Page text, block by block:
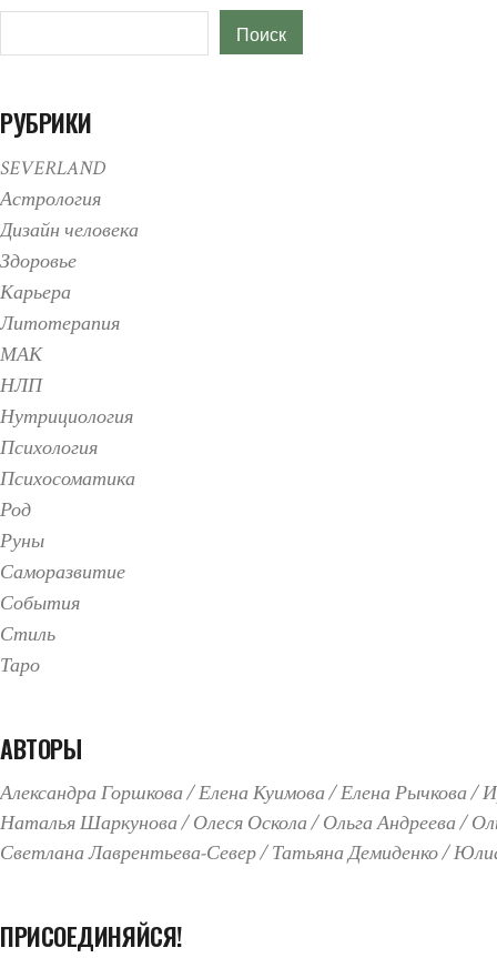
Поиск
РУБРИКИ
SEVERLAND
Астрология
Дизайн человека
Здоровье
Карьера
Литотерапия
МАК
НЛП
Нутрициология
Психология
Психосоматика
Род
Руны
Саморазвитие
События
Стиль
Таро
АВТОРЫ
Александра Горшкова Елена Куимова Елена Рычкова
Наталья Шаркунова
Олеся Оскола Ольга Андреева
Светлана Лаврентьева-Север
Татьяна Демиденко
ПРИСОЕДИНЯЙСЯ!